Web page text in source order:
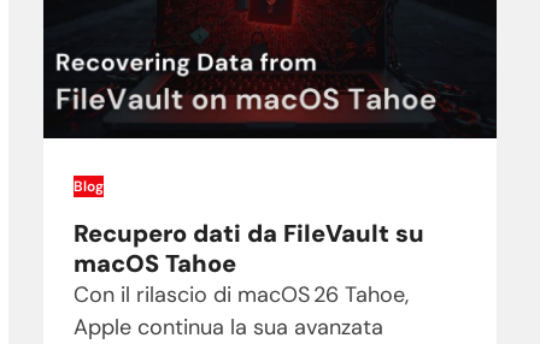
Blog
Recupero dati da FileVault su
macOS Tahoe
Con il rilascio di macOS 26 Tahoe,
Apple continua la sua avanzata